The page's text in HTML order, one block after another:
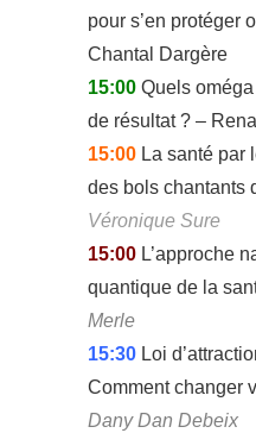
pour s’en protéger
Chantal Dargère
15:00 Quels
de résultat ? –
15:00 La santé par
des bols chantants
Véronique Sure
15:00 L’approche
quantique de la
Merle
15:30 Loi
Comment changer
Dany Dan Debeix